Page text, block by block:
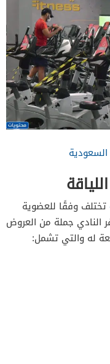
تختلف وفقًا للعضوية
النادي جملة من العروض
له والتي تشمل: